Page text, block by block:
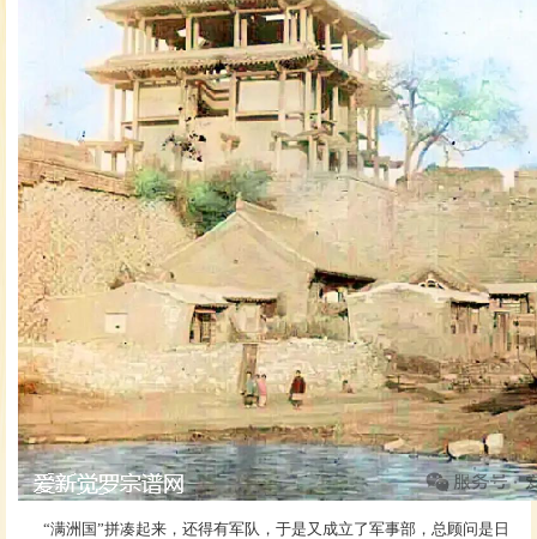
“满洲国”拼凑起来，还得有军队，于是又成立了军事部，总顾问是日